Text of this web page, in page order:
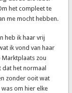
het compleet te
me mocht hebben.
heb ik haar vrij
ik vond van haar
zou
dat het normaal
zonder ooit wat
om hier elke